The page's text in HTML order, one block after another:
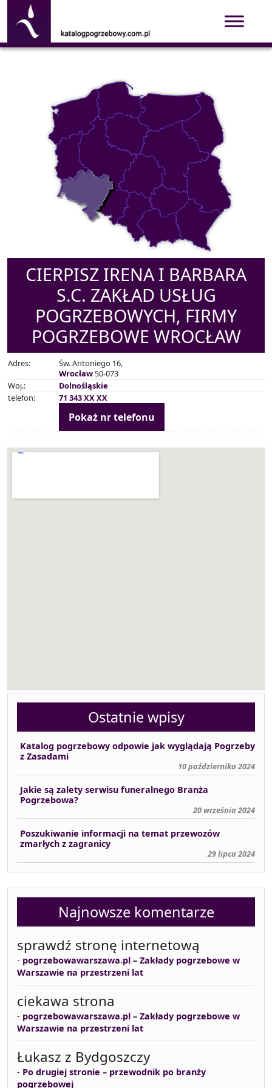
CIERPISZ IRENA I BARBARA
S.C. ZAKŁAD USŁUG
POGRZEBOWYCH, FIRMY
POGRZEBOWE WROCŁAW
Adres:
Św. Antoniego 16,
Wrocław 50-073
Woj.:
Dolnośląskie
telefon:
71 343 XX XX
Pokaż nr telefonu
Ostatnie wpisy
Katalog pogrzebowy odpowie jak wyglądają Pogrzeby
z Zasadami
10 października 2024
Jakie są zalety serwisu funeralnego Branża
Pogrzebowa?
20 września 2024
Poszukiwanie informacji na temat przewozów
zmarłych z zagranicy
29 lipca 2024
Najnowsze komentarze
sprawdź stronę internetową
- pogrzebowawarszawa.pl – Zakłady pogrzebowe w
Warszawie na przestrzeni lat
ciekawa strona
- pogrzebowawarszawa.pl – Zakłady pogrzebowe w
Warszawie na przestrzeni lat
Łukasz z Bydgoszczy
- Po drugiej stronie – przewodnik po branży
pogrzebowej